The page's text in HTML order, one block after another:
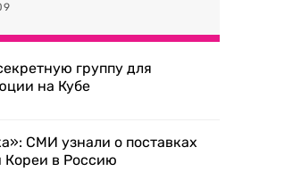
группу для
на Кубе
СМИ узнали о поставках
в Россию